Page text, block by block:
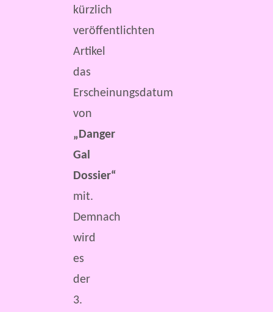
kürzlich
veröffentlichten
Artikel
das
Erscheinungsdatum
von
„Danger
Gal
Dossier“
mit.
Demnach
wird
es
der
3.